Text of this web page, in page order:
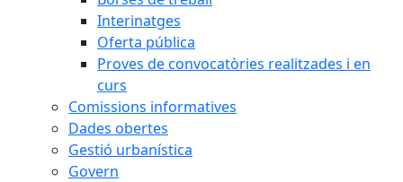
Interinatges
Oferta pública
Proves de convocatòries realitzades i en
curs
Comissions informatives
Dades obertes
Gestió urbanística
Govern